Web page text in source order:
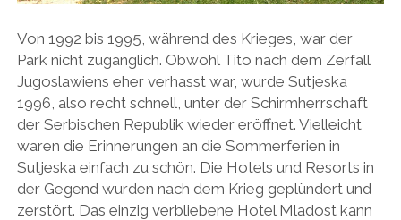
Von 1992 bis 1995, während des Krieges, war der
Park nicht zugänglich. Obwohl Tito nach dem Zerfall
Jugoslawiens eher verhasst war, wurde Sutjeska
1996, also recht schnell, unter der Schirmherrschaft
der Serbischen Republik wieder eröffnet. Vielleicht
waren die Erinnerungen an die Sommerferien in
Sutjeska einfach zu schön. Die Hotels und Resorts in
der Gegend wurden nach dem Krieg geplündert und
zerstört. Das einzig verbliebene Hotel Mladost kann